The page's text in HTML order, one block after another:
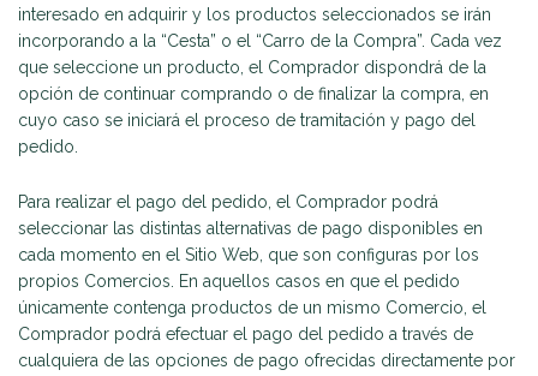
interesado en adquirir y los productos seleccionados se irán
incorporando a la “Cesta” o el “Carro de la Compra”. Cada vez
que seleccione un producto, el Comprador dispondrá de la
opción de continuar comprando o de finalizar la compra, en
cuyo caso se iniciará el proceso de tramitación y pago del
pedido.
Para realizar el pago del pedido, el Comprador podrá
seleccionar las distintas alternativas de pago disponibles en
cada momento en el Sitio Web, que son configuras por los
propios Comercios. En aquellos casos en que el pedido
únicamente contenga productos de un mismo Comercio, el
Comprador podrá efectuar el pago del pedido a través de
cualquiera de las opciones de pago ofrecidas directamente por